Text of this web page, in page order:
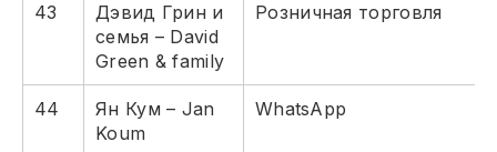
43
Дэвид Грин и
семья – David
Green & family
Розничная торговля
44
Ян Кум – Jan
Koum
WhatsApp